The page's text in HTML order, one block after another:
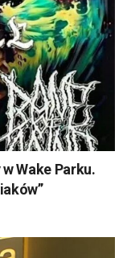
Wake Parku.